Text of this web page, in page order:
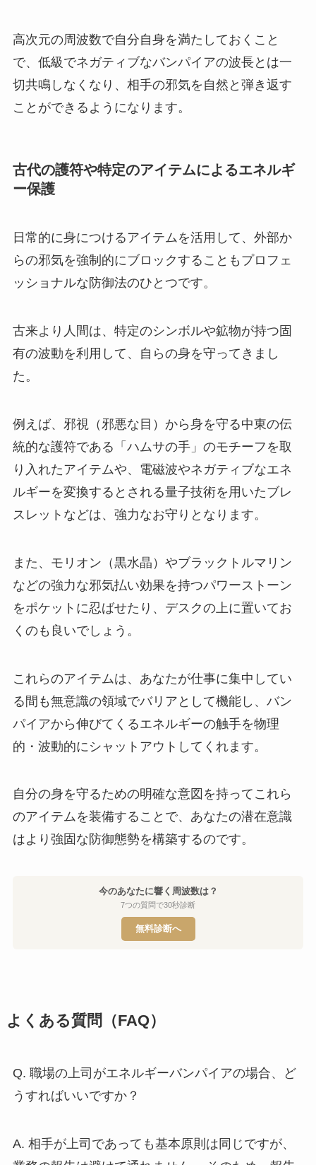
高次元の周波数で自分自身を満たしておくこと
で、低級でネガティブなバンパイアの波長とは一
切共鳴しなくなり、相手の邪気を自然と弾き返す
ことができるようになります。
古代の護符や特定のアイテムによるエネルギ
ー保護
日常的に身につけるアイテムを活用して、外部か
らの邪気を強制的にブロックすることもプロフェ
ッショナルな防御法のひとつです。
古来より人間は、特定のシンボルや鉱物が持つ固
有の波動を利用して、自らの身を守ってきまし
た。
例えば、邪視（邪悪な目）から身を守る中東の伝
統的な護符である「ハムサの手」のモチーフを取
り入れたアイテムや、電磁波やネガティブなエネ
ルギーを変換するとされる量子技術を用いたブレ
スレットなどは、強力なお守りとなります。
また、モリオン（黒水晶）やブラックトルマリン
などの強力な邪気払い効果を持つパワーストーン
をポケットに忍ばせたり、デスクの上に置いてお
くのも良いでしょう。
これらのアイテムは、あなたが仕事に集中してい
る間も無意識の領域でバリアとして機能し、バン
パイアから伸びてくるエネルギーの触手を物理
的・波動的にシャットアウトしてくれます。
自分の身を守るための明確な意図を持ってこれら
のアイテムを装備することで、あなたの潜在意識
はより強固な防御態勢を構築するのです。
今のあなたに響く周波数は？
7つの質問で30秒診断
無料診断へ
よくある質問（FAQ）
Q. 職場の上司がエネルギーバンパイアの場合、ど
うすればいいですか？
A. 相手が上司であっても基本原則は同じですが、